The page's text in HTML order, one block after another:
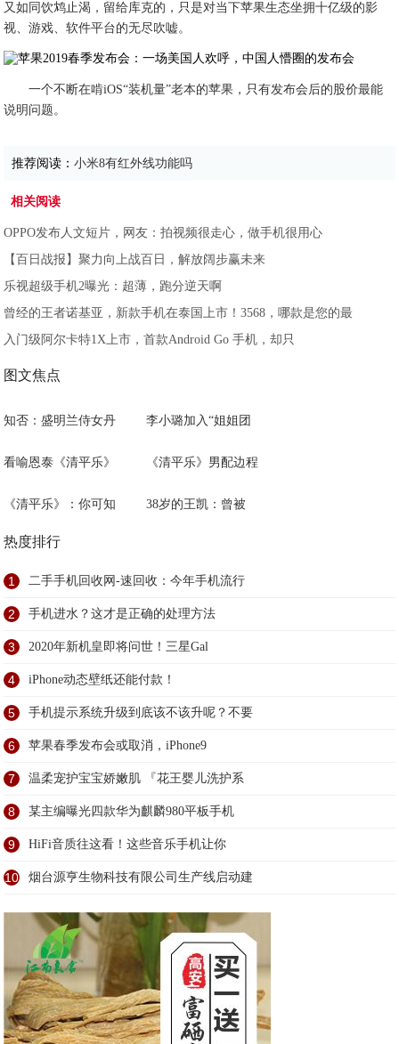
又如同饮鸩止渴，留给库克的，只是对当下苹果生态坐拥十亿级的影
视、游戏、软件平台的无尽吹嘘。
一个不断在啃iOS“装机量”老本的苹果，只有发布会后的股价最能
说明问题。
推荐阅读：小米8有红外线功能吗
相关阅读
OPPO发布人文短片，网友：拍视频很走心，做手机很用心
【百日战报】聚力向上战百日，解放阔步赢未来
乐视超级手机2曝光：超薄，跑分逆天啊
曾经的王者诺基亚，新款手机在泰国上市！3568，哪款是您的最
入门级阿尔卡特1X上市，首款Android Go 手机，却只
图文焦点
知否：盛明兰侍女丹 李小璐加入“姐姐团
看喻恩泰《清平乐》 《清平乐》男配边程
《清平乐》：你可知 38岁的王凯：曾被
热度排行
1 二手手机回收网-速回收：今年手机流行
2 手机进水？这才是正确的处理方法
3 2020年新机皇即将问世！三星Gal
4 iPhone动态壁纸还能付款！
5 手机提示系统升级到底该不该升呢？不要
6 苹果春季发布会或取消，iPhone9
7 温柔宠护宝宝娇嫩肌 『花王婴儿洗护系
8 某主编曝光四款华为麒麟980平板手机
9 HiFi音质往这看！这些音乐手机让你
10 烟台源亨生物科技有限公司生产线启动建